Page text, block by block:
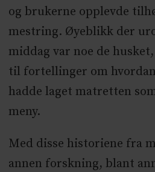
og brukerne opplevde
mestring. Øyeblikk der
middag var noe de
til fortellinger om hvordan
hadde laget matretten
meny.
Med disse historiene fra
annen forskning, blant